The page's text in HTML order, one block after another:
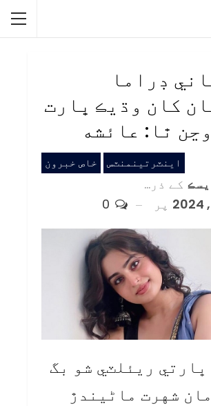
ڊراما
کان وڌيڪ ڀارت
ٿا: عائشه
اينٽرتينمنٽس خاص خبرون
کے ذریعہ
پر
ڀارتي ريئلٽي شو بگ
باس 17 مان شهرت ماڻيندڙ